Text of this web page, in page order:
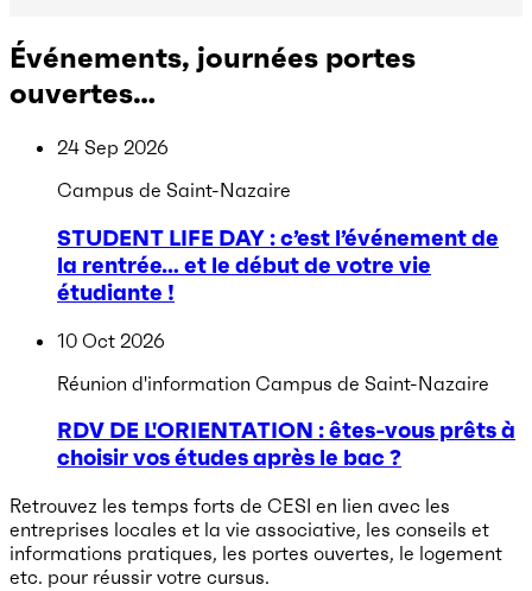
Événements, journées portes
ouvertes…
24 Sep 2026
Campus de Saint-Nazaire
STUDENT LIFE DAY : c’est l’événement de
la rentrée… et le début de votre vie
étudiante !
10 Oct 2026
Réunion d'information Campus de Saint-Nazaire
RDV DE L'ORIENTATION : êtes-vous prêts à
choisir vos études après le bac ?
Retrouvez les temps forts de CESI en lien avec les
entreprises locales et la vie associative, les conseils et
informations pratiques, les portes ouvertes, le logement
etc. pour réussir votre cursus.